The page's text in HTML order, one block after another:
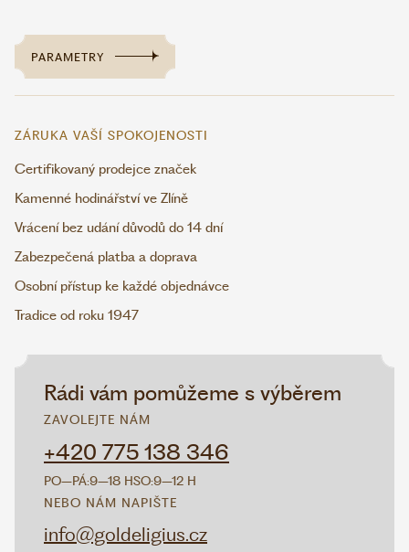
Rádi vám pomůžeme s výběrem
ZAVOLEJTE NÁM
+420 775 138 346
PO–PÁ:9–18 HSO:9–12 H
NEBO NÁM NAPIŠTE
info@goldeligius.cz
PARAMETRY
ZÁRUKA VAŠÍ SPOKOJENOSTI
Certifikovaný prodejce značek
Kamenné hodinářství ve Zlíně
Vrácení bez udání důvodů do 14 dní
Zabezpečená platba a doprava
Osobní přístup ke každé objednávce
Tradice od roku 1947